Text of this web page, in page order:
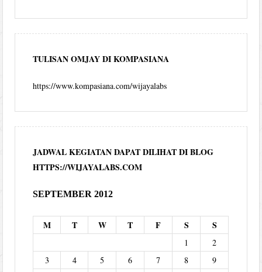
TULISAN OMJAY DI KOMPASIANA
https://www.kompasiana.com/wijayalabs
JADWAL KEGIATAN DAPAT DILIHAT DI BLOG
HTTPS://WIJAYALABS.COM
SEPTEMBER 2012
M T W T F S S
1
2
3
4 5 6 7 8
9